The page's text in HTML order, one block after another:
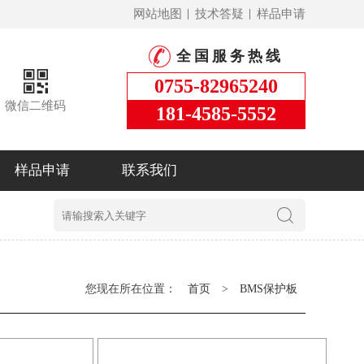
样品申请
技术答疑
网站地图
微信二维码
全国服务热线
0755-82965240
181-4585-5552
样品申请 联系我们
您现在所在位置： 首页 > BMS保护板